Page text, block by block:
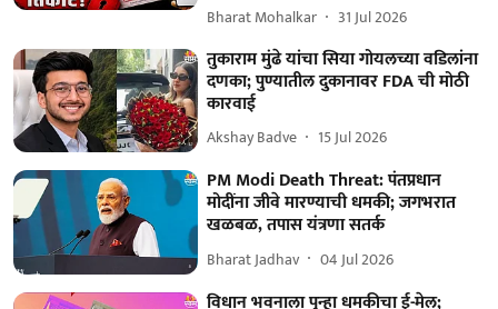
Bharat Mohalkar 31 Jul 2026
तुकाराम मुंढे यांचा सिया गोयलच्या वडिलांना
दणका; पुण्यातील दुकानावर FDA ची मोठी
कारवाई
Akshay Badve 15 Jul 2026
PM Modi Death Threat: पंतप्रधान
मोदींना जीवे मारण्याची धमकी; जगभरात
खळबळ, तपास यंत्रणा सतर्क
Bharat Jadhav 04 Jul 2026
विधान भवनाला पुन्हा धमकीचा ई-मेल;